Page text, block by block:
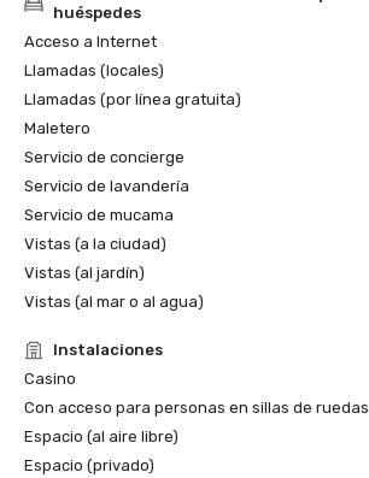
huéspedes
Acceso a Internet
Llamadas (locales)
Llamadas (por línea gratuita)
Maletero
Servicio de concierge
Servicio de lavandería
Servicio de mucama
Vistas (a la ciudad)
Vistas (al jardín)
Vistas (al mar o al agua)
Instalaciones
Casino
Con acceso para personas en sillas de ruedas
Espacio (al aire libre)
Espacio (privado)